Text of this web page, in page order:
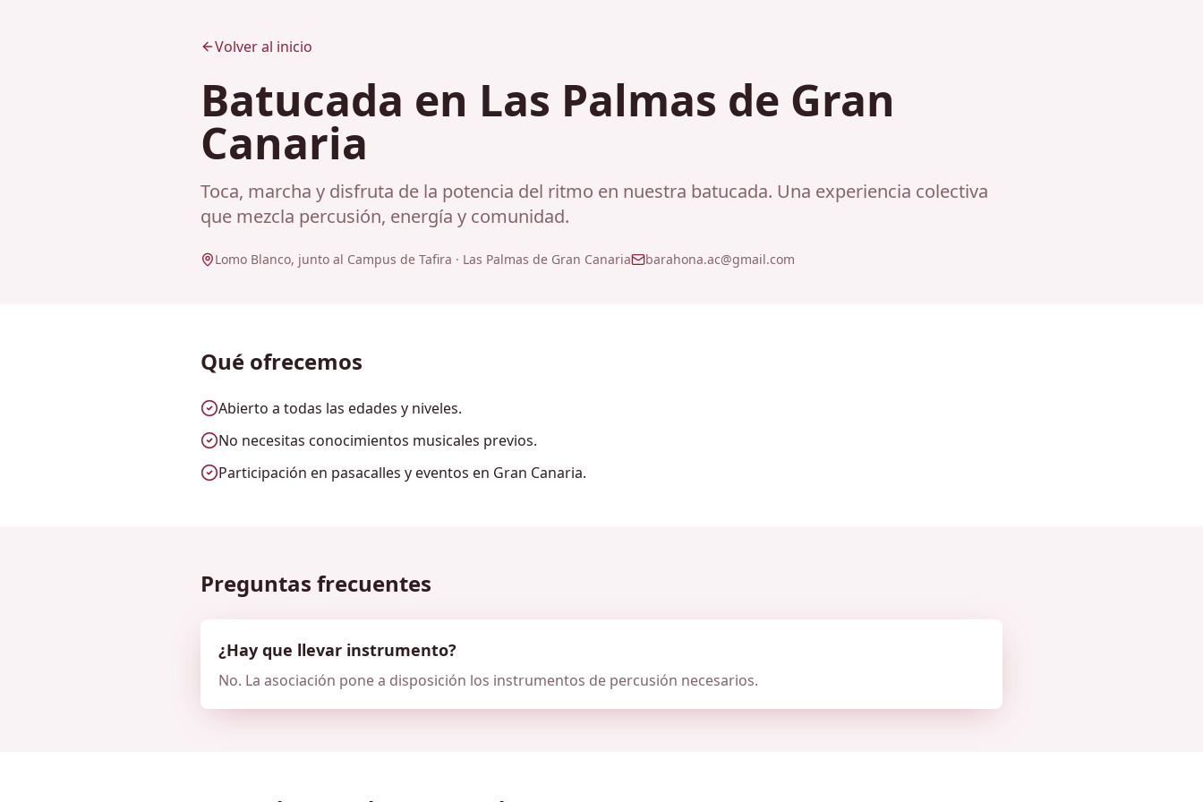
Volver al inicio
Batucada en Las Palmas de Gran
Canaria
Toca, marcha y disfruta de la potencia del ritmo en nuestra batucada. Una experiencia colectiva
que mezcla percusión, energía y comunidad.
Lomo Blanco, junto al Campus de Tafira · Las Palmas de Gran Canaria barahona.ac@gmail.com
Qué ofrecemos
Abierto a todas las edades y niveles.
No necesitas conocimientos musicales previos.
Participación en pasacalles y eventos en Gran Canaria.
Preguntas frecuentes
¿Hay que llevar instrumento?
No. La asociación pone a disposición los instrumentos de percusión necesarios.